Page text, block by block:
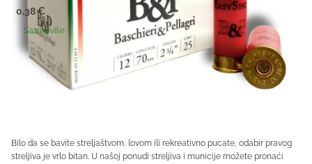
0,38€
Saznaj više
…
5
Bilo da se bavite streljaštvom, lovom ili rekreativno pucate, odabir pravog
streljiva je vrlo bitan. U našoj ponudi streljiva i municije možete pronaći